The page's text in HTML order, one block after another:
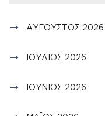
ΑΎΓΟΥΣΤΟΣ 2026
ΙΟΎΛΙΟΣ 2026
ΙΟΎΝΙΟΣ 2026